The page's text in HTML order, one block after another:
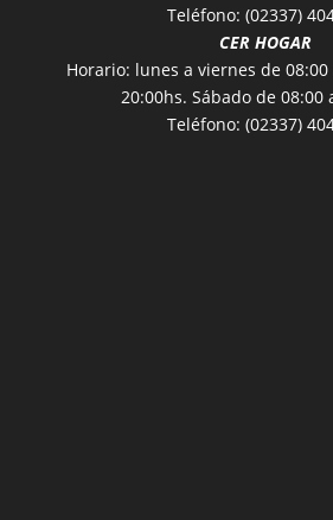
Teléfono: (02337)
CER HOGAR
Horario: lunes a viernes de 08:00
20:00hs. Sábado de 08:00
Teléfono: (02337)